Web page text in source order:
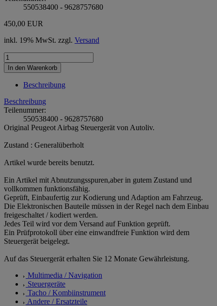
550538400 - 9628757680
450,00 EUR
inkl. 19% MwSt. zzgl. Versand
Beschreibung
Beschreibung
Teilenummer:
550538400 - 9628757680
Original Peugeot Airbag Steuergerät von Autoliv.
Zustand : Generalüberholt
Artikel wurde bereits benutzt.
Ein Artikel mit Abnutzungsspuren,aber in gutem Zustand und
vollkommen funktionsfähig.
Geprüft, Einbaufertig zur Kodierung und Adaption am Fahrzeug.
Die Elektronischen Bauteile müssen in der Regel nach dem Einbau
freigeschaltet / kodiert werden.
Jedes Teil wird vor dem Versand auf Funktion geprüft.
Ein Prüfprotokoll über eine einwandfreie Funktion wird dem
Steuergerät beigelegt.
Auf das Steuergerät erhalten Sie 12 Monate Gewährleistung.
Multimedia / Navigation
Steuergeräte
Tacho / Kombiinstrument
Andere / Ersatzteile